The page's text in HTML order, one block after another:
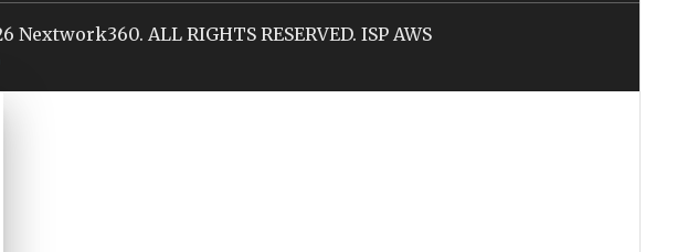
ALL RIGHTS RESERVED. ISP AWS